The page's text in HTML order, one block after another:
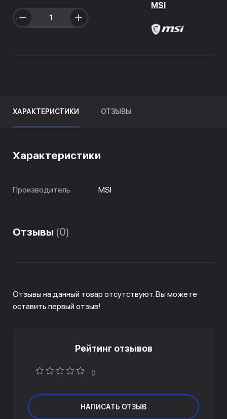
MSI
ХАРАКТЕРИСТИКИ ОТЗЫВЫ
Характеристики
Производитель MSI
Отзывы (0)
Отзывы на данный товар отсутствуют. Вы можете
оставить первый отзыв!
Рейтинг отзывов
0
НАПИСАТЬ ОТЗЫВ